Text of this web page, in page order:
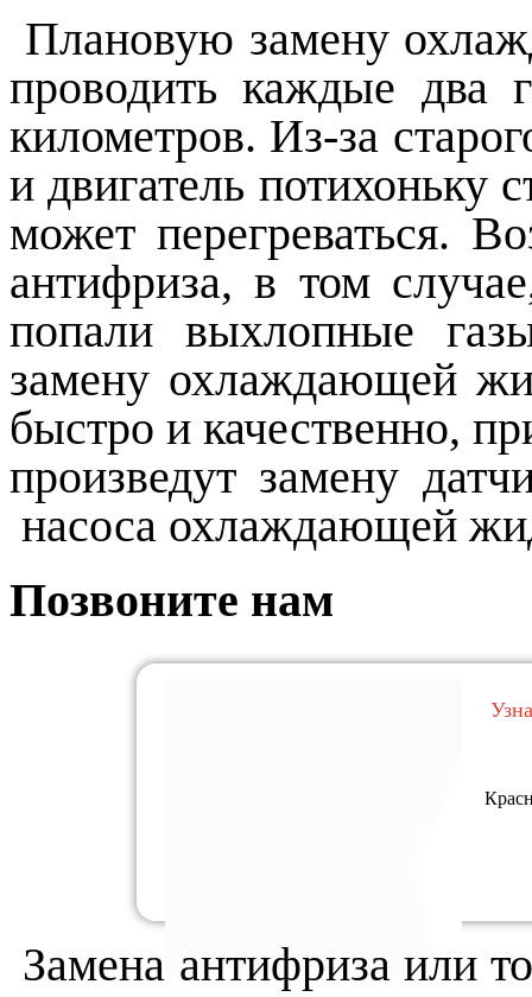
Плановую замену
проводить каждые два
километров. Из-за
и двигатель потихоньку
может перегреваться.
антифриза, в том
попали выхлопные
замену охлаждающей
быстро и качественно,
произведут замену
насоса охлаждающей
Позвоните нам
Замена антифриза или